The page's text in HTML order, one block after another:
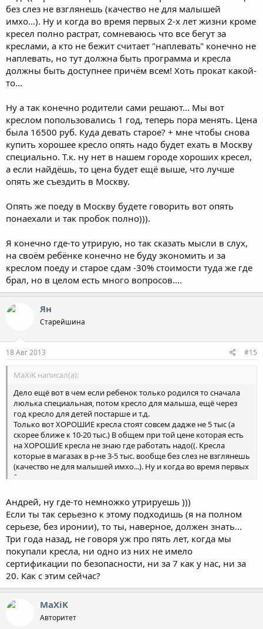
без слез не взглянешь (качество не для малышей
имхо...). Ну и когда во время первых 2-х лет жизни кроме
кресел полно растрат, сомневаюсь что все бегут за
креслами, а кто не бежит считает "наплевать" конечно не
наплевать, но тут должна быть программа и кресла
должны быть доступнее причём всем! Хоть прокат какой-
то...
Ну а так конечно родители сами решают... Мы вот
креслом попользовались 1 год, теперь пора менять. Цена
была 16500 руб. Куда девать старое? + мне чтобы снова
купить хорошее кресло опять надо будет ехать в Москву
специально. Т.к. ну нет в нашем городе хороших кресел,
а если найдёшь, то цена будет ещё выше, что лучше
опять же съездить в Москву.
Опять же поеду в Москву будете говорить вот опять
понаехали и так пробок полно))).
Я конечно где-то утрирую, но так сказать мысли в слух,
на своём ребёнке конечно не буду экономить и за
креслом поеду и старое сдам -30% стоимости туда же где
брал, но в целом есть много вопросов....
Ян
Старейшина
18 Авг 2013 #15
MaXiK написал(а):
Дело ещё вот в чем если ребенок только родился то сначала
люлька специальная, потом кресло для малыша, ещё через
год кресло для детей постарше и т.д.
Только вот ХОРОШИЕ кресла стоят совсем дадже не 5 тыс (а
скорее ближе к 10-20 тыс.) В общем при той цене которая есть
на ХОРОШИЕ кресла не знаю где работать надо((. Кресла
которые в магазах в р-не 3-5 тыс. вообще без слез не взглянешь
(качество не для малышей имхо...). Ну и когда во время первых
2-х лет жизни кроме кресел полно растрат, сомневаюсь что все
не наплевать, но тут должна быть программа и кресла должны
быть доступнее причём всем! Хоть прокат какой-то...
Ну а так конечно родители сами решают... Мы вот креслом
попользовались 1 год, теперь пора менять. Цена была 16500
руб. Куда девать старое? + мне чтобы снова купить хорошее
кресло опять надо будет ехать в Москву специально. Т.к. ну нет
в нашем городе хороших кресел, а если найдёшь, то цена
будет ещё выше, что лучше опять же съездить в Москву.
Опять же поеду в Москву будете говорить вот опять понаехали
и так пробок полно))).
Андрей, ну где-то немножко утрируешь )))
Если ты так серьезно к этому подходишь (я на полном
серьезе, без иронии), то ты, наверное, должен знать...
Три года назад, не говоря уж про пять лет, когда мы
покупали кресла, ни одно из них не имело
сертификации по безопасности, ни за 7 как у нас, ни за
20. Как с этим сейчас?
MaXiK
Авторитет